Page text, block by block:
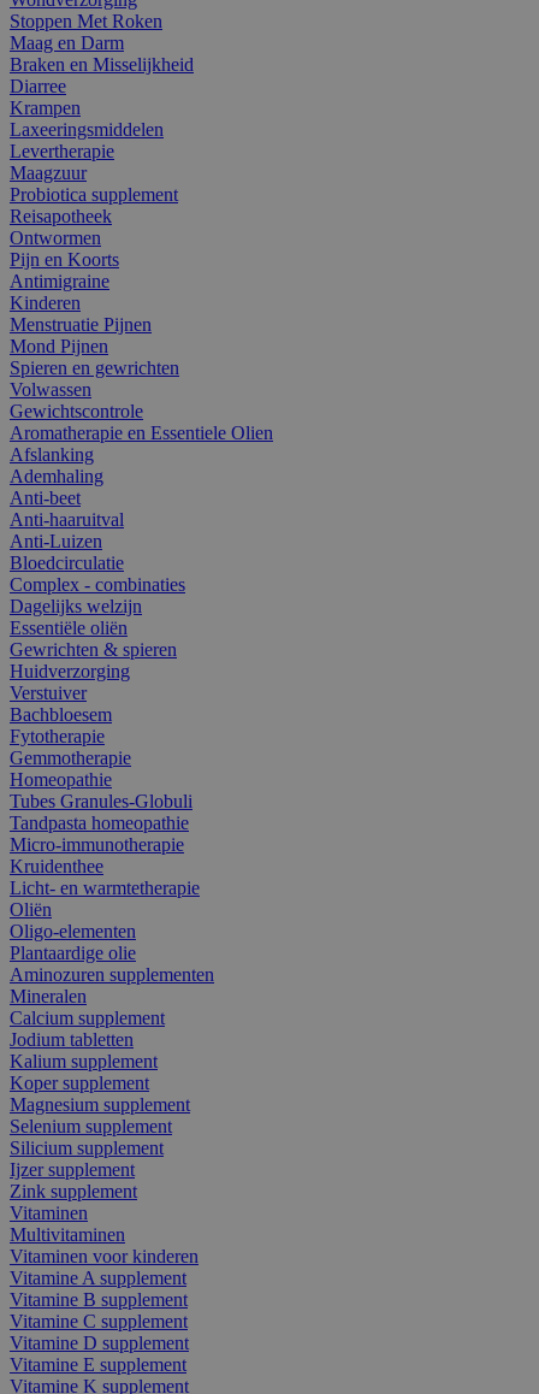
Stoppen Met Roken
Maag en Darm
Braken en Misselijkheid
Diarree
Krampen
Laxeeringsmiddelen
Levertherapie
Maagzuur
Probiotica supplement
Reisapotheek
Ontwormen
Pijn en Koorts
Antimigraine
Kinderen
Menstruatie Pijnen
Mond Pijnen
Spieren en gewrichten
Volwassen
Gewichtscontrole
Aromatherapie en Essentiele Olien
Afslanking
Ademhaling
Anti-beet
Anti-haaruitval
Anti-Luizen
Bloedcirculatie
Complex - combinaties
Dagelijks welzijn
Essentiële oliën
Gewrichten & spieren
Huidverzorging
Verstuiver
Bachbloesem
Fytotherapie
Gemmotherapie
Homeopathie
Tubes Granules-Globuli
Tandpasta homeopathie
Micro-immunotherapie
Kruidenthee
Licht- en warmtetherapie
Oliën
Oligo-elementen
Plantaardige olie
Aminozuren supplementen
Mineralen
Calcium supplement
Jodium tabletten
Kalium supplement
Koper supplement
Magnesium supplement
Selenium supplement
Silicium supplement
Ijzer supplement
Zink supplement
Vitaminen
Multivitaminen
Vitaminen voor kinderen
Vitamine A supplement
Vitamine B supplement
Vitamine C supplement
Vitamine D supplement
Vitamine E supplement
Vitamine K supplement